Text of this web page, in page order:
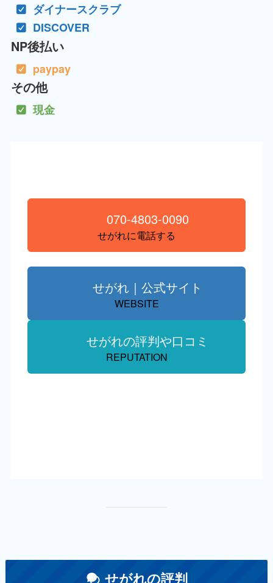
ダイナースクラブ
DISCOVER
NP後払い
paypay
その他
現金
070-4803-0090
せがれに電話する
せがれ｜公式サイト
WEBSITE
せがれの評判や口コミ
REPUTATION
せがれの評判